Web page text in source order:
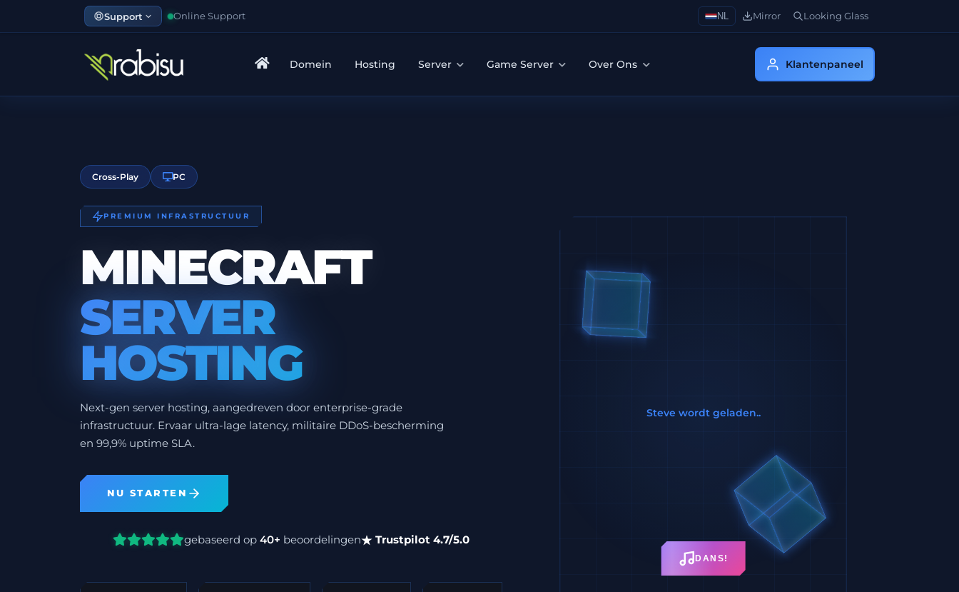
Support Online Support NL Mirror Looking Glass
Domein Hosting Server Game Server Over Ons Klantenpaneel
Cross-Play PC
PREMIUM INFRASTRUCTUUR
MINECRAFT
SERVER
HOSTING
Next-gen server hosting, aangedreven door enterprise-grade
infrastructuur. Ervaar ultra-lage latency, militaire DDoS-bescherming
en 99,9% uptime SLA.
NU STARTEN
gebaseerd op 40+ beoordelingen Trustpilot 4.7/5.0
Steve wordt geladen
STEVE
WORDT
GELADEN
DANS!